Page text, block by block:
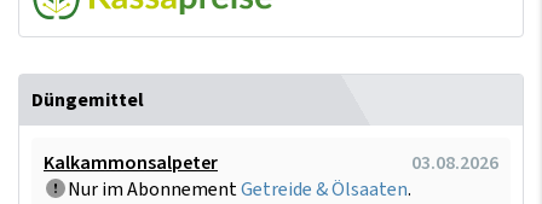
Düngemittel
Kalkammonsalpeter
03.08.2026
Nur im AbonnementGetreide & Ölsaaten.